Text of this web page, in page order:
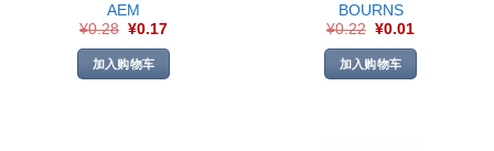
AEM
¥0.28 ¥0.17
加入购物车
BOURNS
¥0.22 ¥0.01
加入购物车